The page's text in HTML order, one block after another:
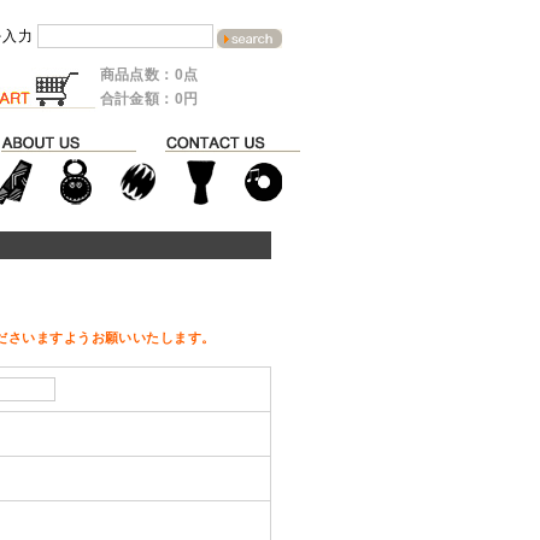
力
商品点数：0点
合計金額：0円
いますようお願いいたします。